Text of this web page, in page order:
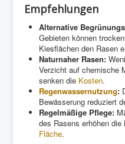
Empfehlungen
Alternative
Gebieten können
Kiesflächen den Rasen
Naturnaher Rasen:
Verzicht auf chemische
senken die Kosten.
Regenwassernutzung:
Bewässerung reduziert
Regelmäßige Pflege:
des Rasens erhöhen
Fläche.